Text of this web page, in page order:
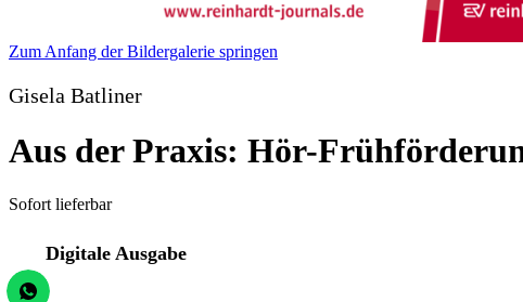
Zum Anfang der Bildergalerie springen
Gisela Batliner
Aus der Praxis: Hör-
Sofort lieferbar
Digitale Ausgabe